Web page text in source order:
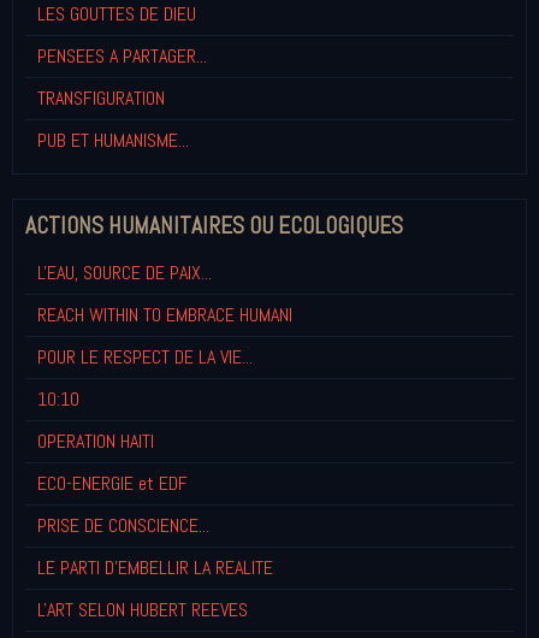
LES GOUTTES DE DIEU
PENSEES A PARTAGER...
TRANSFIGURATION
PUB ET HUMANISME...
ACTIONS HUMANITAIRES OU ECOLOGIQUES
L'EAU, SOURCE DE PAIX...
REACH WITHIN TO EMBRACE HUMANI
POUR LE RESPECT DE LA VIE...
10:10
OPERATION HAITI
ECO-ENERGIE et EDF
PRISE DE CONSCIENCE...
LE PARTI D'EMBELLIR LA REALITE
L'ART SELON HUBERT REEVES